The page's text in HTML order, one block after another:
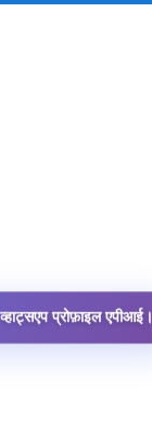
प्रोफ़ाइल एपीआई।